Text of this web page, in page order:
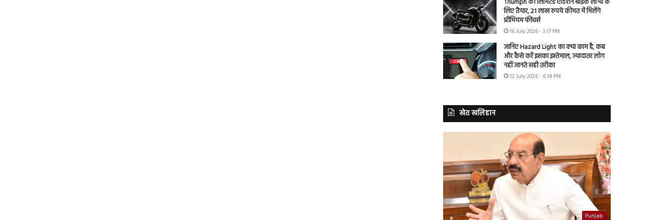
Triumph की लिमिटेड एडिशन बाइक लॉन्च के
लिए तैयार, 21 लाख रुपये कीमत में मिलेंगे
प्रीमियम फीचर्स
16 July 2026 - 3:17 PM
जानिए Hazard Light का क्या काम है, कब
और कैसे करें इसका इस्तेमाल, ज्यादातर लोग
नहीं जानते सही तरीका
12 July 2026 - 6:14 PM
खेत खलिहान
Punjab